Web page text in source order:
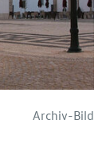
Archiv-Bild